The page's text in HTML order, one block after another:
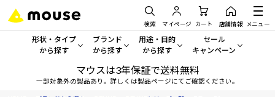
検索 マイページ カート 店舗情報 メニュー
形状・タイプ
から探す
形状・タイプから探す をすべてみる
ブランド
から探す
mouse
用途・目的
から探す
一般向けパソコン
セール
キャンペーン
セール・キャンペー
マウスは3年保証で送料無料
一部対象外の製品あり。詳しくは製品ページにてご確認ください。